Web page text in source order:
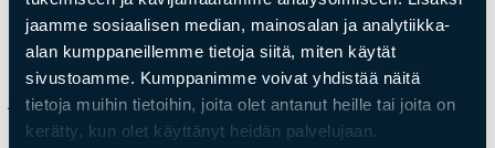
jaamme sosiaalisen median, mainosalan ja analytiikka-
alan kumppaneillemme tietoja siitä, miten käytät
sivustoamme. Kumppanimme voivat yhdistää näitä
tietoja muihin tietoihin, joita olet antanut heille tai joita on
kerätty, kun olet käyttänyt heidän palvelujaan.
vähentää valmiin rakenteen CO₂-päästöjä ja
kuljetusten ympäristökuormaa.
39 mm– betonielementeissä mahdollistaa mm.
jälkisaumauksen muurauslaastilla, jolle laattapaksuus
on optimoitu huomioiden saumalaastin pysyvyys,